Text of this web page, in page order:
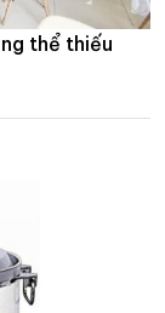
thể thiếu